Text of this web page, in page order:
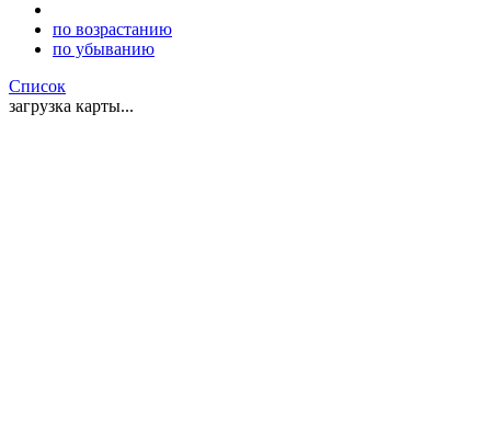
по возрастанию
по убыванию
Список
загрузка карты...